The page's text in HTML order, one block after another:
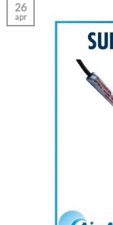
26
apr